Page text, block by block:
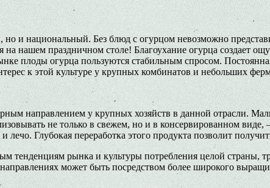
и национальный. Без блюд с огурцом невозможно
нашем праздничном столе! Благоухание огурца создает
плоды огурца пользуются стабильным спросом.
к этой культуре у крупных комбинатов и небольших
направлением у крупных хозяйств в данной отрасли.
не только в свежем, но и в консервированном виде,
Глубокая переработка этого продукта позволит
тенденциям рынка и культуры потребления целой страны,
может быть посредством более широкого